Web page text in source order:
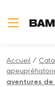
Accueil /
aventures